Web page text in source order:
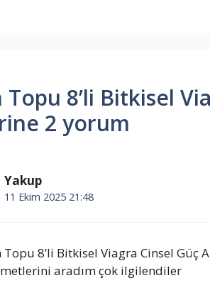
Topu 8’li Bitkisel
2 yorum
Yakup
11 Ekim 2025 21:48
Topu 8’li Bitkisel Viagra Cinsel Güç
aradım çok ilgilendiler